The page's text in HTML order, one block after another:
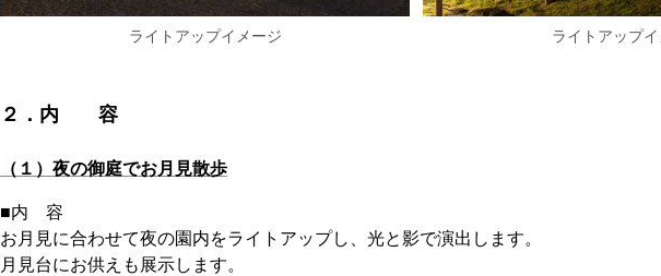
ライトアップイメージ ライトアップ
２．内 容
（１）夜の御庭でお月見散歩
■内 容
お月見に合わせて夜の園内をライトアップし、光と影で演出します。
月見台にお供えも展示します。